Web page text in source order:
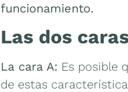
funcionamiento.
Las dos
La cara A: Es posible
de estas